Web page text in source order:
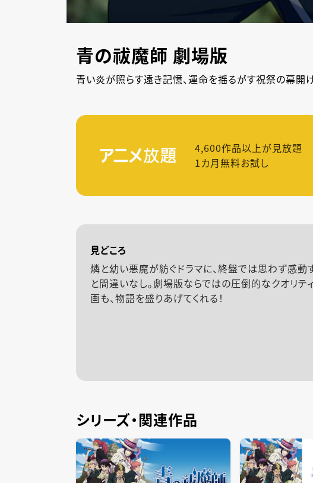
青の祓魔師 劇場版
青い炎が照らす遠き記憶、運命を揺るがす祝祭の幕開け
4,600作品以上が見放題
1カ月無料お試し
見どころ
燐と幼い悪魔が紡ぐドラマに、終盤では思わず感動
と間違いなし。劇場版ならではの圧倒的なクオリテ
画も、物語を盛りあげてくれる！
シリーズ・関連作品